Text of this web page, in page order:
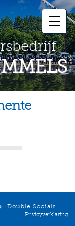
Socials
Privicyverklaring